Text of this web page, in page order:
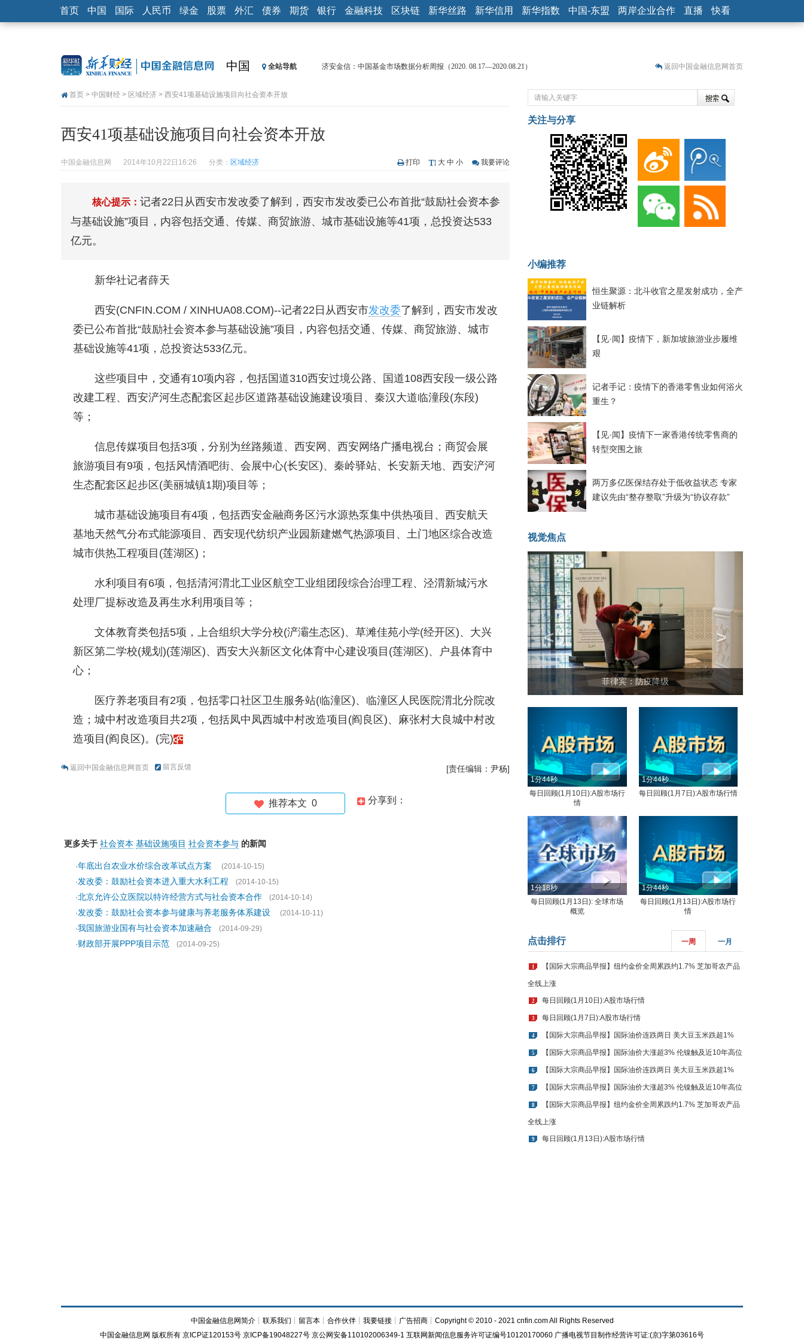
首页 中国 国际 人民币 绿金 股票 外汇 债券 期货 银行 金融科技 区块链 新华丝路 新华信用 新华指数 中国-东盟 两岸企业合作 直播 快看
中国 全站导航
济安金信：中国基金市场数据分析周报（2020. 08.17—2020.08.21）
济安金信：中国基金市场数据分析周报（2020. 07.27—2020.07.31）
央行公开市场净投放300亿元 短端资金利率明显下行
恒生聚源：北斗收官之星发射成功，全产业链解析
返回中国金融信息网首页
首页 > 中国财经 > 区域经济 > 西安41项基础设施项目向社会资本开放
西安41项基础设施项目向社会资本开放
中国金融信息网 2014年10月22日16:26 分类： 区域经济 打印 大 中 小 我要评论
核心提示： 记者22日从西安市发改委了解到，西安市发改委已公布首批“鼓励社会资本参
与基础设施”项目，内容包括交通、传媒、商贸旅游、城市基础设施等41项，总投资达533
亿元。
新华社记者薛天
西安(CNFIN.COM / XINHUA08.COM)--记者22日从西安市发改委了解到，西安市发改
委已公布首批“鼓励社会资本参与基础设施”项目，内容包括交通、传媒、商贸旅游、城市
基础设施等41项，总投资达533亿元。
这些项目中，交通有10项内容，包括国道310西安过境公路、国道108西安段一级公路
改建工程、西安浐河生态配套区起步区道路基础设施建设项目、秦汉大道临潼段(东段)
等；
信息传媒项目包括3项，分别为丝路频道、西安网、西安网络广播电视台；商贸会展
旅游项目有9项，包括风情酒吧街、会展中心(长安区)、秦岭驿站、长安新天地、西安浐河
生态配套区起步区(美丽城镇1期)项目等；
城市基础设施项目有4项，包括西安金融商务区污水源热泵集中供热项目、西安航天
基地天然气分布式能源项目、西安现代纺织产业园新建燃气热源项目、土门地区综合改造
城市供热工程项目(莲湖区)；
水利项目有6项，包括清河渭北工业区航空工业组团段综合治理工程、泾渭新城污水
处理厂提标改造及再生水利用项目等；
文体教育类包括5项，上合组织大学分校(浐灞生态区)、草滩佳苑小学(经开区)、大兴
新区第二学校(规划)(莲湖区)、西安大兴新区文化体育中心建设项目(莲湖区)、户县体育中
心；
医疗养老项目有2项，包括零口社区卫生服务站(临潼区)、临潼区人民医院渭北分院改
造；城中村改造项目共2项，包括凤中凤西城中村改造项目(阎良区)、麻张村大良城中村改
造项目(阎良区)。(完)
返回中国金融信息网首页 留言反馈 [责任编辑：尹杨]
分享到：
推荐本文 0
更多关于 社会资本 基础设施项目 社会资本参与 的新闻
·年底出台农业水价综合改革试点方案
(2014-10-15)
·发改委：鼓励社会资本进入重大水利工程
(2014-10-15)
·北京允许公立医院以特许经营方式与社会资本合作
(2014-10-14)
·发改委：鼓励社会资本参与健康与养老服务体系建设
(2014-10-11)
·我国旅游业国有与社会资本加速融合
(2014-09-29)
·财政部开展PPP项目示范 (2014-09-25)
关注与分享
小编推荐
恒生聚源：北斗收官之星发射成功，全产
业链解析
【见·闻】疫情下，新加坡旅游业步履维
艰
记者手记：疫情下的香港零售业如何浴火
重生？
【见·闻】疫情下一家香港传统零售商的
转型突围之旅
两万多亿医保结存处于低收益状态 专家
建议先由“整存整取”升级为“协议存款”
视觉焦点
菲律宾：防疫降级
< >
1分44秒
每日回顾(1月10日):A股市场行
情
1分44秒
每日回顾(1月7日):A股市场行情
1分18秒
每日回顾(1月13日): 全球市场
概览
1分44秒
每日回顾(1月13日):A股市场行
情
点击排行 一周 一月
1 【国际大宗商品早报】纽约金价全周累跌约1.7% 芝加哥农产品
全线上涨
2 每日回顾(1月10日):A股市场行情
3 每日回顾(1月7日):A股市场行情
4 【国际大宗商品早报】国际油价连跌两日 美大豆玉米跌超1%
5 【国际大宗商品早报】国际油价大涨超3% 伦镍触及近10年高位
6 【国际大宗商品早报】国际油价连跌两日 美大豆玉米跌超1%
7 【国际大宗商品早报】国际油价大涨超3% 伦镍触及近10年高位
8 【国际大宗商品早报】纽约金价全周累跌约1.7% 芝加哥农产品
全线上涨
9 每日回顾(1月13日):A股市场行情
中国金融信息网简介┊ 联系我们 ┊ 留言本┊ 合作伙伴┊ 我要链接┊ 广告招商┊Copyright © 2010 - 2021 cnfin.com All Rights Reserved
中国金融信息网 版权所有 京ICP证120153号 京ICP备19048227号 京公网安备110102006349-1 互联网新闻信息服务许可证编号10120170060 广播电视节目制作经营许可证:(京)字第03616号